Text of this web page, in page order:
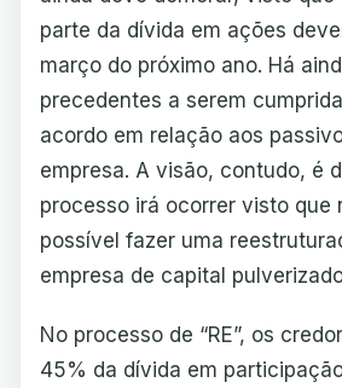
parte da dívida em ações
março do próximo ano. Há
precedentes a serem
acordo em relação aos
empresa. A visão, contudo, é
processo irá ocorrer visto que
possível fazer uma
empresa de capital
No processo de “RE”, os
45% da dívida em